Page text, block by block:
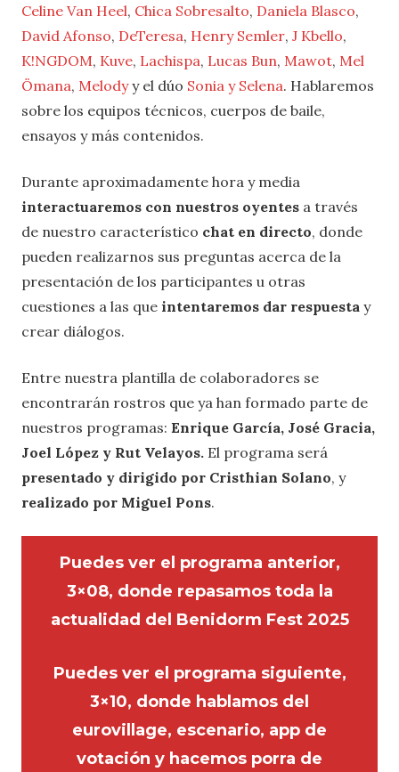
Celine Van Heel, Chica Sobresalto, Daniela Blasco,
David Afonso, DeTeresa, Henry Semler, J Kbello,
K!NGDOM, Kuve, Lachispa, Lucas Bun, Mawot, Mel
Ömana, Melodyy el dúo Sonia y Selena. Hablaremos
sobre los equipos técnicos, cuerpos de baile,
ensayos y más contenidos.
Durante aproximadamente hora y media
interactuaremos con nuestros oyentes a través
de nuestro característico chat en directo, donde
pueden realizarnos sus preguntas acerca de la
presentación de los participantes u otras
cuestiones a las que intentaremos dar respuesta y
crear diálogos.
Entre nuestra plantilla de colaboradores se
encontrarán rostros que ya han formado parte de
nuestros programas: Enrique García, José Gracia,
Joel López y Rut Velayos. El programa será
presentado y dirigido por Cristhian Solano, y
realizado por Miguel Pons.
Puedes ver el programa anterior,
3×08, donde repasamos toda la
actualidad del Benidorm Fest 2025
Puedes ver el programa siguiente,
3×10, donde hablamos del
eurovillage, escenario, app de
votación y hacemos porra de